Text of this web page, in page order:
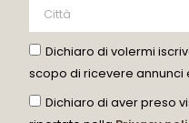
Dichiaro di volermi
scopo di ricevere annunci
Dichiaro di aver preso